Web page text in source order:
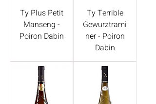
Ty Plus Petit
Manseng -
Poiron Dabin
Ty Terrible
Gewurztrami
ner - Poiron
Dabin